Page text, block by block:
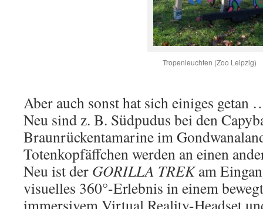
Tropenleuchten (Zoo Leipzig)
Aber auch sonst hat sich einiges getan
Neu sind z. B. Südpudus bei den
Braunrückentamarine im
Totenkopfäffchen werden an einen
Neu ist der GORILLA TREKam
visuelles 360°-Erlebnis in einem
immersivem Virtual Reality-Headset